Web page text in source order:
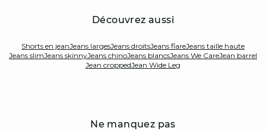
Découvrez aussi
Shorts en jeanJeans largesJeans droitsJeans flareJeans taille haute
Jeans slimJeans skinnyJeans chinoJeans blancsJeans We CareJean barrel
Jean croppedJean Wide Leg
Ne manquez pas